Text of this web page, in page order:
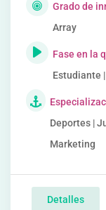
Grado de
Array
Fase en la
Estudiante
Deportes |
Marketing
Detalles